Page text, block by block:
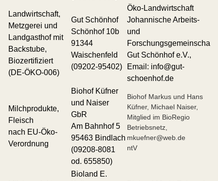
Landwirtschaft,
Metzgerei und
Landgasthof mit
Backstube,
Biozertifiziert
(DE-ÖKO-006)
Gut Schönhof
Schönhof 10b
91344
Waischenfeld
(09202-95402)
Öko-Landwirtschaft
Johannische Arbeits-
und
Forschungsgemeinschaft
Gut Schönhof e.V.,
Email: info@gut-
schoenhof.de
Milchprodukte,
Fleisch
nach EU-Öko-
Verordnung
Biohof Küfner
und Naiser
GbR
Am Bahnhof 5
95463 Bindlach
(09208-8081
od. 655850)
Biohof Markus und Hans
Küfner, Michael Naiser,
Mitglied im BioRegio
Betriebsnetz,
mkuefner@web.de
ntV
Bioland E.